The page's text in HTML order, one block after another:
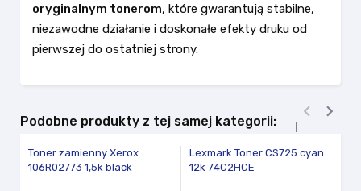
oryginalnym tonerom, które gwarantują stabilne,
niezawodne działanie i doskonałe efekty druku od
pierwszej do ostatniej strony.
Podobne produkty z tej samej kategorii:
Toner zamienny Xerox
106R02773 1,5k black
Lexmark Toner CS725 cyan
12k 74C2HCE
 